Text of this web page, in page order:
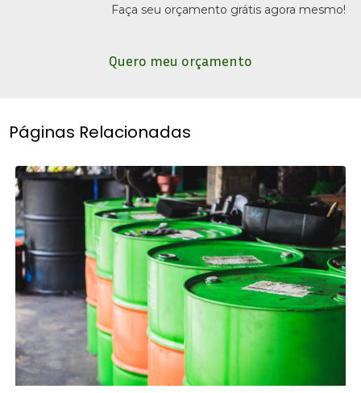
Faça seu orçamento grátis agora mesmo!
Quero meu orçamento
Páginas Relacionadas